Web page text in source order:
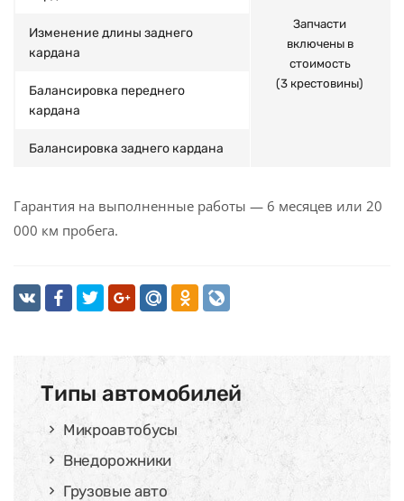
Запчасти
включены в
стоимость
(3 крестовины)
Изменение длины заднего
кардана
Балансировка переднего
кардана
Балансировка заднего кардана
Гарантия на выполненные работы — 6 месяцев или 20
000 км пробега.
Типы автомобилей
Микроавтобусы
Внедорожники
Грузовые авто